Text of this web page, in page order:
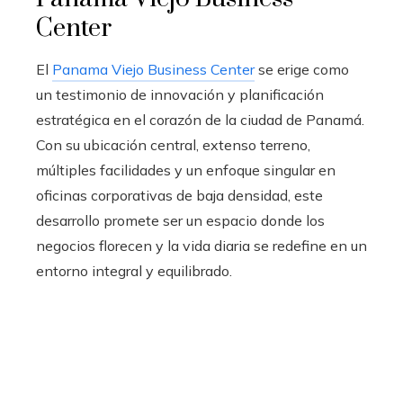
Center
El Panama Viejo Business Centerse erige como
un testimonio de innovación y planificación
estratégica en el corazón de la ciudad de Panamá.
Con su ubicación central, extenso terreno,
múltiples facilidades y un enfoque singular en
oficinas corporativas de baja densidad, este
desarrollo promete ser un espacio donde los
negocios florecen y la vida diaria se redefine en un
entorno integral y equilibrado.